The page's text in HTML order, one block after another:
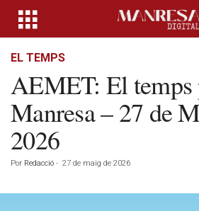
EL TEMPS
AEMET: El temps
Manresa – 27 de
2026
Por Redacció - 27 de maig de 2026